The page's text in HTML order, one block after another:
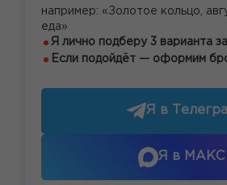
например: «Золотое кольцо,
еда»
Я лично подберу 3 варианта
Если подойдёт — оформим
Я в
Я в МАКС